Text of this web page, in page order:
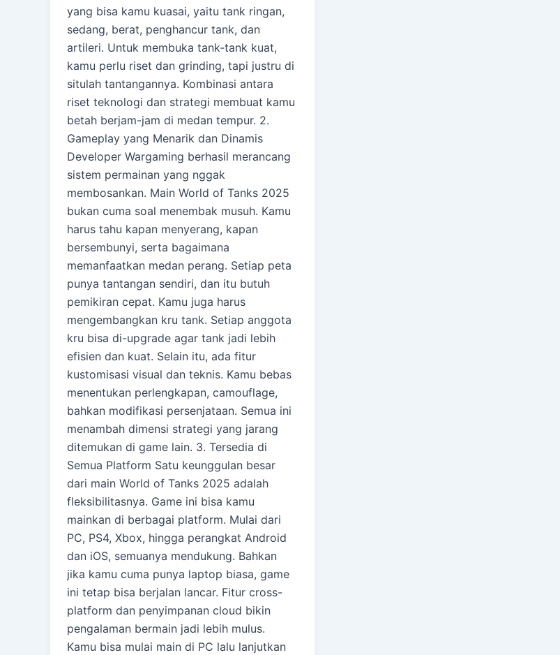
yang bisa kamu kuasai, yaitu tank ringan,
sedang, berat, penghancur tank, dan
artileri. Untuk membuka tank-tank kuat,
kamu perlu riset dan grinding, tapi justru di
situlah tantangannya. Kombinasi antara
riset teknologi dan strategi membuat kamu
betah berjam-jam di medan tempur. 2.
Gameplay yang Menarik dan Dinamis
Developer Wargaming berhasil merancang
sistem permainan yang nggak
membosankan. Main World of Tanks 2025
bukan cuma soal menembak musuh. Kamu
harus tahu kapan menyerang, kapan
bersembunyi, serta bagaimana
memanfaatkan medan perang. Setiap peta
punya tantangan sendiri, dan itu butuh
pemikiran cepat. Kamu juga harus
mengembangkan kru tank. Setiap anggota
kru bisa di-upgrade agar tank jadi lebih
efisien dan kuat. Selain itu, ada fitur
kustomisasi visual dan teknis. Kamu bebas
menentukan perlengkapan, camouflage,
bahkan modifikasi persenjataan. Semua ini
menambah dimensi strategi yang jarang
ditemukan di game lain. 3. Tersedia di
Semua Platform Satu keunggulan besar
dari main World of Tanks 2025 adalah
fleksibilitasnya. Game ini bisa kamu
mainkan di berbagai platform. Mulai dari
PC, PS4, Xbox, hingga perangkat Android
dan iOS, semuanya mendukung. Bahkan
jika kamu cuma punya laptop biasa, game
ini tetap bisa berjalan lancar. Fitur cross-
platform dan penyimpanan cloud bikin
pengalaman bermain jadi lebih mulus.
Kamu bisa mulai main di PC lalu lanjutkan